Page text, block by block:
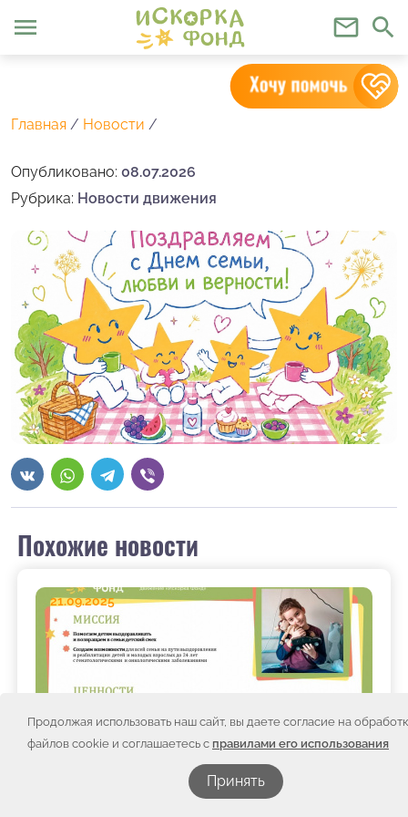
Продолжая использовать наш сайт, вы даете согласие на
файлов cookie и соглашаетесь с правилами его использования
Принять
menu mail_outline search
Главная / Новости /
Опубликовано: 08.07.2026
Рубрика: Новости движения
Похожие новости
21.09.2025